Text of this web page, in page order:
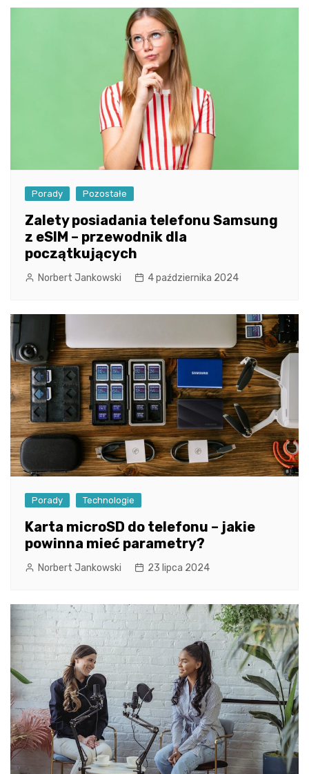
Porady Pozostałe
Zalety posiadania telefonu Samsung
z eSIM – przewodnik dla
początkujących
Norbert Jankowski 4 października 2024
Porady Technologie
Karta microSD do telefonu – jakie
powinna mieć parametry?
Norbert Jankowski 23 lipca 2024